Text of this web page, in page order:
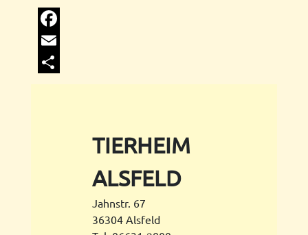
Facebook
Email
TIERHEIM
ALSFELD
Jahnstr. 67
36304 Alsfeld